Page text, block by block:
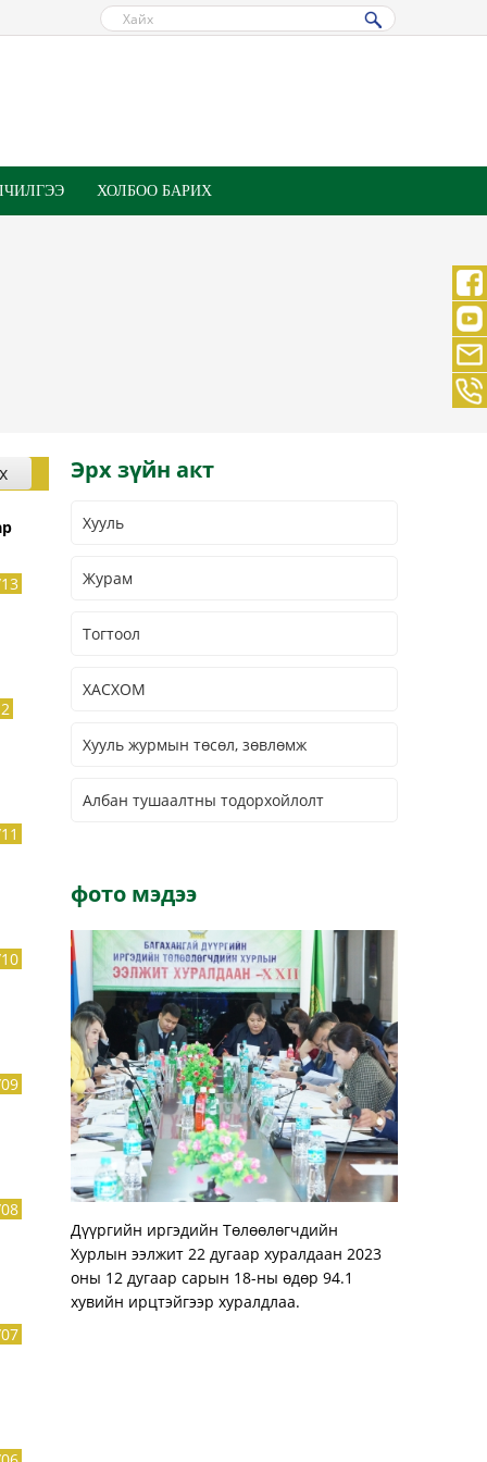
ХОЛБОО БАРИХ
Эрх зүйн акт
Хууль
Журам
Тогтоол
ХАСХОМ
Хууль журмын төсөл, зөвлөмж
Албан тушаалтны тодорхойлолт
фото мэдээ
Дүүргийн иргэдийн Төлөөлөгчдийн
Хурлын ээлжит 22 дугаар хуралдаан 2023
оны 12 дугаар сарын 18-ны өдөр 94.1
хувийн ирцтэйгээр хуралдлаа.